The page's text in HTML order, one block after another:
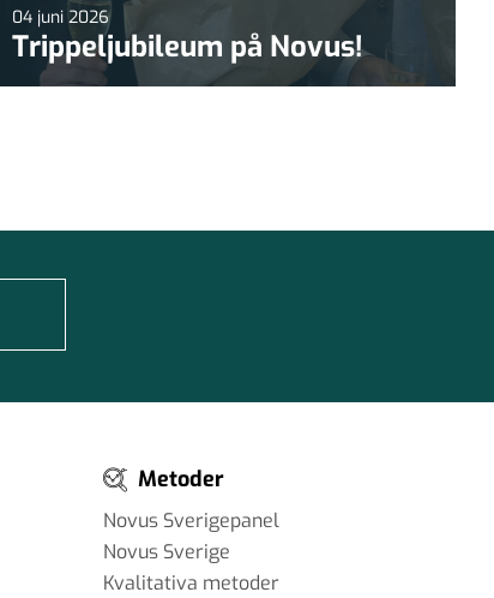
04 juni 2026
Trippeljubileum på Novus!
Metoder
Novus Sverigepanel
Novus Sverige
Kvalitativa metoder